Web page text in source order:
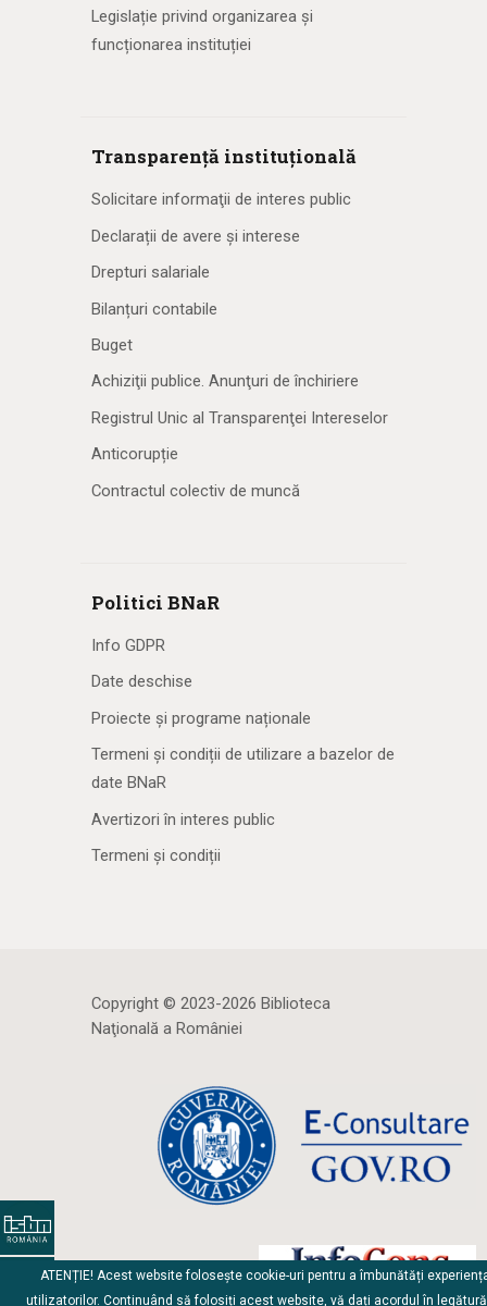
Legislație privind organizarea și
funcționarea instituției
Transparență instituțională
Solicitare informaţii de interes public
Declarații de avere și interese
Drepturi salariale
Bilanțuri contabile
Buget
Achiziţii publice. Anunţuri de închiriere
Registrul Unic al Transparenţei Intereselor
Anticorupție
Contractul colectiv de muncă
Politici BNaR
Info GDPR
Date deschise
Proiecte și programe naționale
Termeni și condiții de utilizare a bazelor de
date BNaR
Avertizori în interes public
Termeni și condiții
Copyright © 2023-2026 Biblioteca
Naţională a României
ATENȚIE! Acest website folosește cookie-uri pentru a îmbunătăți
utilizatorilor. Continuând să folosiți acest website, vă dați acordul în